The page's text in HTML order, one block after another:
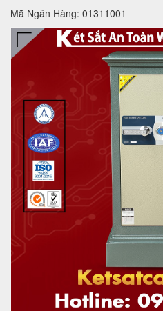
Mã Ngân Hàng: 01311001